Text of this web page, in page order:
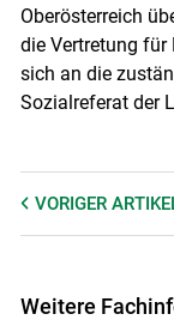
Oberösterreich
die Vertretung
sich an die
Sozialreferat der
VORIGER
Weitere